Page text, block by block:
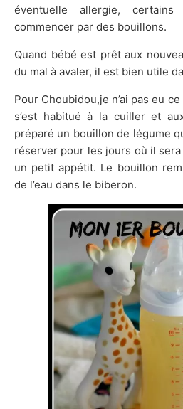
éventuelle allergie,
commencer par des bouillons.
Quand bébé est prêt aux
du mal à avaler, il est bien utile
Pour Choubidou,je n’ai pas eu
s’est habitué à la cuiller et
préparé un bouillon de légume
réserver pour les jours où il
un petit appétit. Le bouillon
de l’eau dans le biberon.